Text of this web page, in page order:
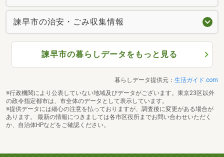
諫早市の治安・ごみ収集情報
諫早市の暮らしデータをもっと見る
暮らしデータ提供元： 生活ガイド.com
※行政機関により公表していない地域及びデータがございます。東京23区以外
の政令指定都市は、市全体のデータとして表示しています。
※提供データには細心の注意を払っておりますが、調査後に変更がある場合が
あります。 最新の情報につきましては各市区役所までお問い合わせいただく
か、自治体HPなどをご確認ください。